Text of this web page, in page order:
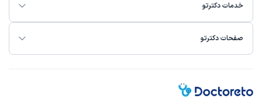
خدمات دکترتو
صفحات دکترتو